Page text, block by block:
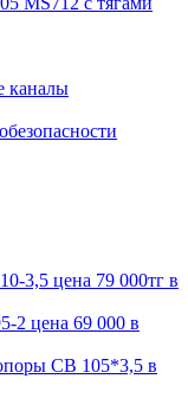
каналы
3,5 цена 79 000тг в
2 цена 69 000 в
CВ 105*3,5 в